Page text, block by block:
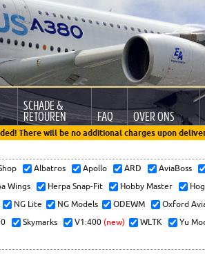
SCHADE &
RETOUREN FAQ OVER ONS
There will be no additional charges upon
Albatros Apollo ARD AviaBoss
Wings Herpa Snap-Fit Hobby Master
NG Lite NG Models ODEWM Oxford
Skymarks V1:400 (new) WLTK Yu